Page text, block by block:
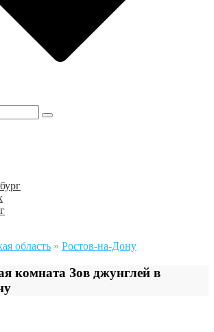
область » Ростов-на-Дону
комната Зов джунглей в